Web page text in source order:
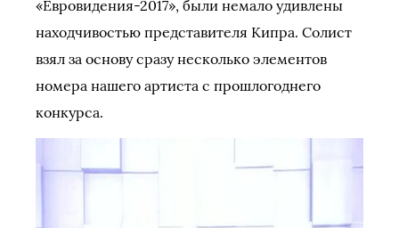
«Евровидения-2017», были немало удивлены
находчивостью представителя Кипра. Солист
взял за основу сразу несколько элементов
номера нашего артиста с прошлогоднего
конкурса.